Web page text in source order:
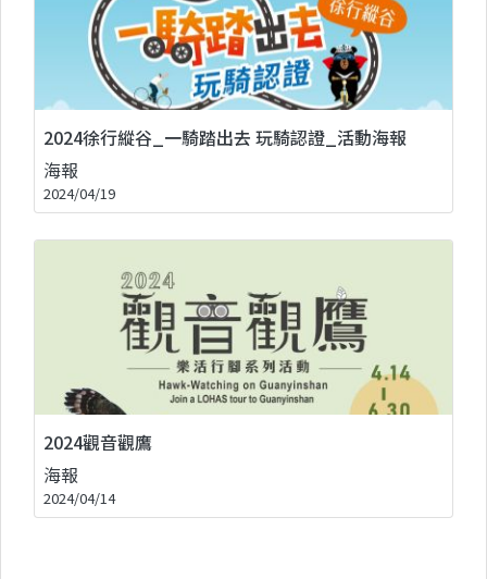
2024徐行縱谷_一騎踏出去 玩騎認證_活動海報
海報
2024/04/19
2024觀音觀鷹
海報
2024/04/14